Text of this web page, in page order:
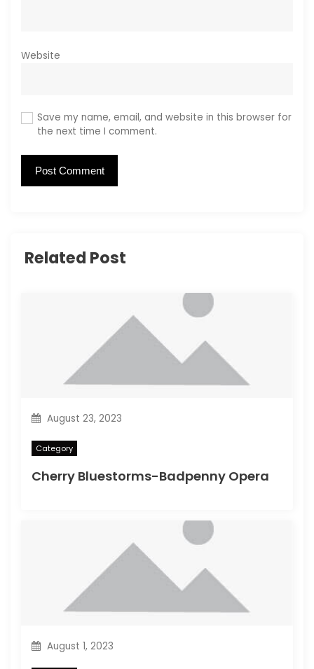
Website
Save my name, email, and website in this browser for
the next time I comment.
Related Post
August 23, 2023
Category
Cherry Bluestorms-Badpenny Opera
August 1, 2023